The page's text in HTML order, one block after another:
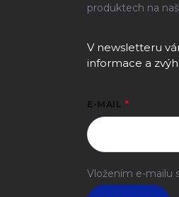
produktech na
V newsletteru
informace a
E-MAIL
Vložením e-mailu